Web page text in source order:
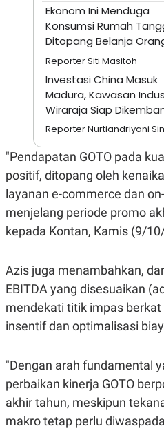
L
S
A
R
I
P
S
A
T
T
I
A
G
E
K
O
N
T
L
I
P
S
Ekonom Ini Menduga
Konsumsi Rumah
Ditopang Belanja
Reporter Siti Masitoh
Investasi China Masuk
Madura, Kawasan
Wiraraja Siap
Reporter Nurtiandriyani
"Pendapatan GOTO pada
positif, ditopang oleh
layanan e-commerce dan
menjelang periode promo
kepada Kontan, Kamis (9/
Azis juga menambahkan,
EBITDA yang disesuaikan
mendekati titik impas
insentif dan optimalisasi
"Dengan arah fundamental
perbaikan kinerja GOTO
akhir tahun, meskipun
makro tetap perlu